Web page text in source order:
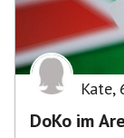
Kate,
DoKo im